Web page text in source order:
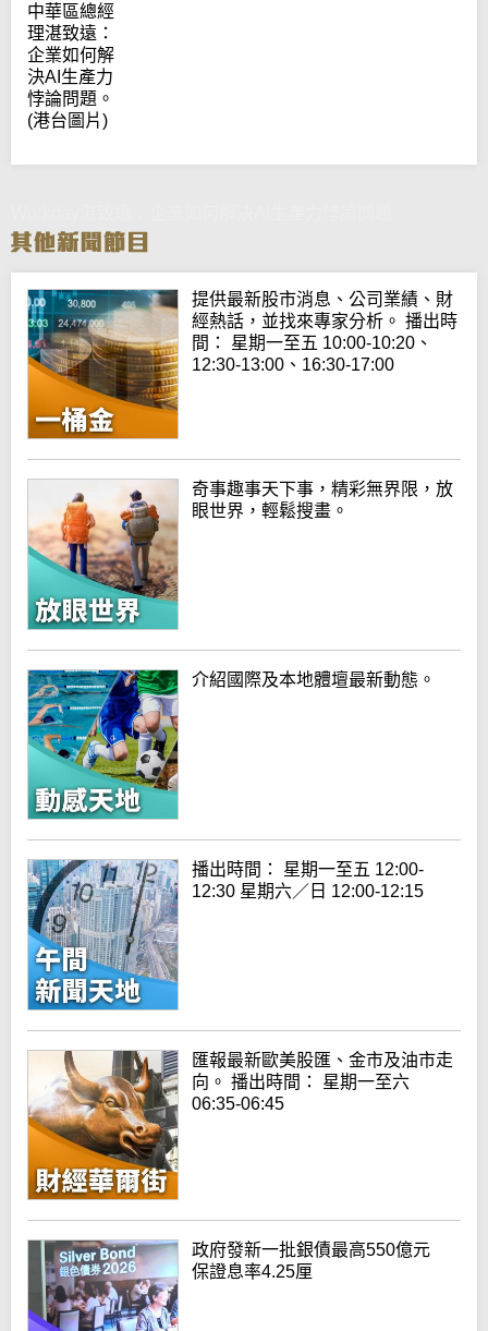
中華區總經
理湛致遠：
企業如何解
決AI生產力
悖論問題。
(港台圖片)
提供最新股市消息、公司業績、財
經熱話，並找來專家分析。 播出時
間： 星期一至五 10:00-10:20、
12:30-13:00、16:30-17:00
奇事趣事天下事，精彩無界限，放
眼世界，輕鬆搜畫。
介紹國際及本地體壇最新動態。
播出時間： 星期一至五 12:00-
12:30 星期六／日 12:00-12:15
匯報最新歐美股匯、金市及油市走
向。 播出時間： 星期一至六
06:35-06:45
政府發新一批銀債最高550億元
保證息率4.25厘